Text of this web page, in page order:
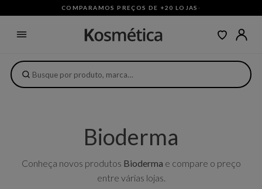
COMPARAMOS PREÇOS DE +20 LOJAS ·
Bioderma
Conheça novos produtos Bioderma e compare o preço
entre várias lojas.